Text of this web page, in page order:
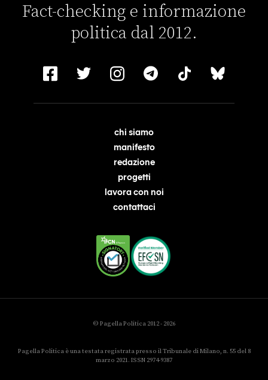
Fact-checking e informazione
politica dal 2012.
chi siamo
manifesto
redazione
progetti
lavora con noi
contattaci
© Pagella Politica 2012 - 2026
Pagella Politica è una testata registrata presso il Tribunale di Milano, n. 55 del 8
marzo 2021. ISSN 2974-9387